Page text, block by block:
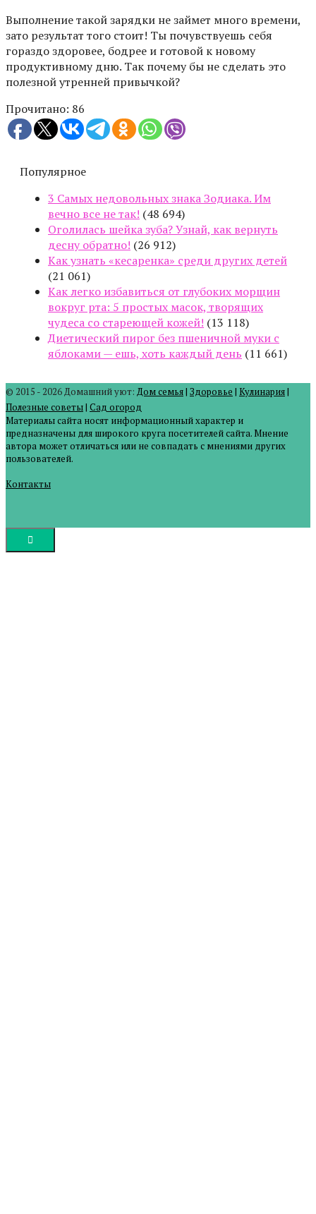
Выполнение такой зарядки не займет много времени,
зато результат того стоит! Ты почувствуешь себя
гораздо здоровее, бодрее и готовой к новому
продуктивному дню. Так почему бы не сделать это
полезной утренней привычкой?
Прочитано: 86
Популярное
3 Самых недовольных знака Зодиака. Им
вечно все не так! (48 694)
Оголилась шейка зуба? Узнай, как вернуть
десну обратно! (26 912)
Как узнать «кесаренка» среди других детей
(21 061)
Как легко избавиться от глубоких морщин
вокруг рта: 5 простых масок, творящих
чудеса со стареющей кожей! (13 118)
Диетический пирог без пшеничной муки с
яблоками — ешь, хоть каждый день (11 661)
© 2015 - 2026 Домашний уют: Дом семья| Здоровье | Кулинария|
Полезные советы| Сад огород
Материалы сайта носят информационный характер и
предназначены для широкого круга посетителей сайта. Мнение
автора может отличаться или не совпадать с мнениями других
пользователей.
Контакты